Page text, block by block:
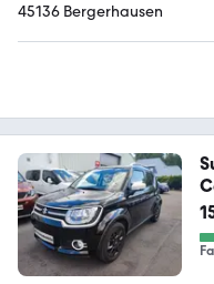
45136 Bergerhausen